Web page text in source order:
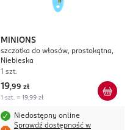
MINIONS
szczotka do włosów, prostokątna,
Niebieska
1 szt.
19,99 zł
1 szt. = 19,99 zł
Niedostępny online
Sprawdź dostępność w